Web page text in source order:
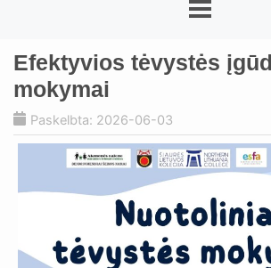
Efektyvios tėvystės
mokymai
Paskelbta: 2026-06-03